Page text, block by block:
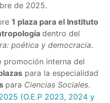
de 2025.
1 plaza para el Instituto
dentro del
poética y democracia.
promoción interna del
para la especialidad
para Ciencias Sociales.
(O.E.P 2023, 2024 y